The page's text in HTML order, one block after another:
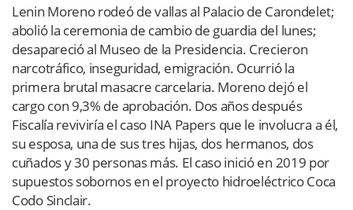
Lenin Moreno rodeó de vallas al Palacio de Carondelet;
abolió la ceremonia de cambio de guardia del lunes;
desapareció al Museo de la Presidencia. Crecieron
narcotráfico, inseguridad, emigración. Ocurrió la
primera brutal masacre carcelaria. Moreno dejó el
cargo con 9,3% de aprobación. Dos años después
Fiscalía reviviría el caso INA Papers que le involucra a él,
su esposa, una de sus tres hijas, dos hermanos, dos
cuñados y 30 personas más. El caso inició en 2019 por
supuestos sobornos en el proyecto hidroeléctrico Coca
Codo Sinclair.